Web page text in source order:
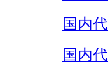
国内
国内